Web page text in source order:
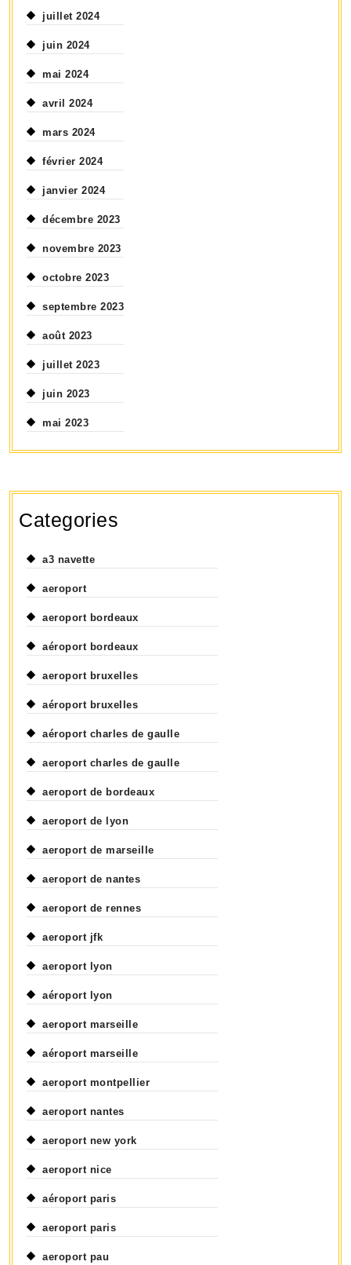
juillet 2024
juin 2024
mai 2024
avril 2024
mars 2024
février 2024
janvier 2024
décembre 2023
novembre 2023
octobre 2023
septembre 2023
août 2023
juillet 2023
juin 2023
mai 2023
Categories
a3 navette
aeroport
aeroport bordeaux
aéroport bordeaux
aeroport bruxelles
aéroport bruxelles
aéroport charles de gaulle
aeroport charles de gaulle
aeroport de bordeaux
aeroport de lyon
aeroport de marseille
aeroport de nantes
aeroport de rennes
aeroport jfk
aeroport lyon
aéroport lyon
aeroport marseille
aéroport marseille
aeroport montpellier
aeroport nantes
aeroport new york
aeroport nice
aéroport paris
aeroport paris
aeroport pau